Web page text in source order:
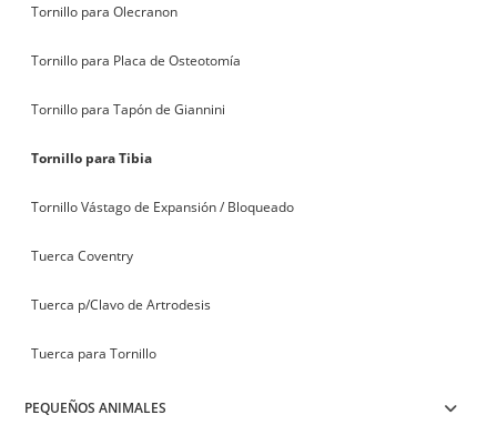
Tornillo para Olecranon
Tornillo para Placa de Osteotomía
Tornillo para Tapón de Giannini
Tornillo para Tibia
Tornillo Vástago de Expansión / Bloqueado
Tuerca Coventry
Tuerca p/Clavo de Artrodesis
Tuerca para Tornillo
PEQUEÑOS ANIMALES